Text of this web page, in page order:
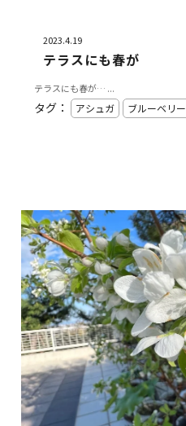
2023.4.19
テラスにも春が
テラスにも春が… ...
タグ： アシュガ ブルーベリー